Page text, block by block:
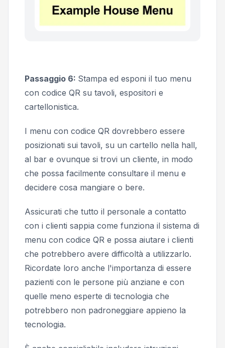
Passaggio 6: Stampa ed esponi il tuo menu
con codice QR su tavoli, espositori e
cartellonistica.
I menu con codice QR dovrebbero essere
posizionati sui tavoli, su un cartello nella hall,
al bar e ovunque si trovi un cliente, in modo
che possa facilmente consultare il menu e
decidere cosa mangiare o bere.
Assicurati che tutto il personale a contatto
con i clienti sappia come funziona il sistema di
menu con codice QR e possa aiutare i clienti
che potrebbero avere difficoltà a utilizzarlo.
Ricordate loro anche l'importanza di essere
pazienti con le persone più anziane e con
quelle meno esperte di tecnologia che
potrebbero non padroneggiare appieno la
tecnologia.